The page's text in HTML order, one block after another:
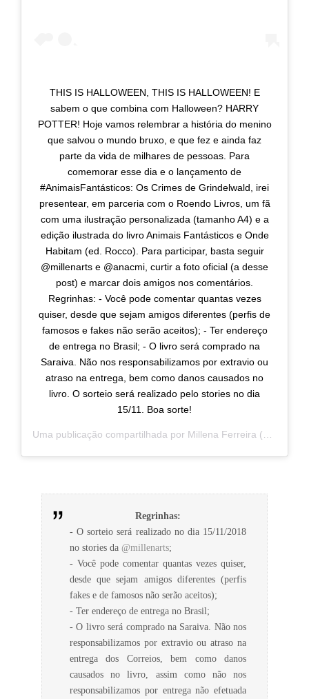
THIS IS HALLOWEEN, THIS IS HALLOWEEN! E
sabem o que combina com Halloween? HARRY
POTTER! Hoje vamos relembrar a história do menino
que salvou o mundo bruxo, e que fez e ainda faz
parte da vida de milhares de pessoas. Para
comemorar esse dia e o lançamento de
#AnimaisFantásticos: Os Crimes de Grindelwald, irei
presentear, em parceria com o Roendo Livros, um fã
com uma ilustração personalizada (tamanho A4) e a
edição ilustrada do livro Animais Fantásticos e Onde
Habitam (ed. Rocco). Para participar, basta seguir
@millenarts e @anacmi, curtir a foto oficial (a desse
post) e marcar dois amigos nos comentários.
Regrinhas: - Você pode comentar quantas vezes
quiser, desde que sejam amigos diferentes (perfis de
famosos e fakes não serão aceitos); - Ter endereço
de entrega no Brasil; - O livro será comprado na
Saraiva. Não nos responsabilizamos por extravio ou
atraso na entrega, bem como danos causados no
livro. O sorteio será realizado pelo stories no dia
15/11. Boa sorte!
Uma publicação compartilhada por Millena Ferreira (@millenarts) em
Regrinhas:
- O sorteio será realizado no dia 15/11/2018
no stories da @millenarts;
- Você pode comentar quantas vezes quiser,
desde que sejam amigos diferentes (perfis
fakes e de famosos não serão aceitos);
- Ter endereço de entrega no Brasil;
- O livro será comprado na Saraiva. Não nos
responsabilizamos por extravio ou atraso na
entrega dos Correios, bem como danos
causados no livro, assim como não nos
responsabilizamos por entrega não efetuada